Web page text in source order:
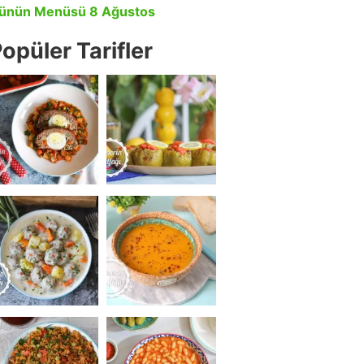
Menüsü 8 Ağustos
Tarifler